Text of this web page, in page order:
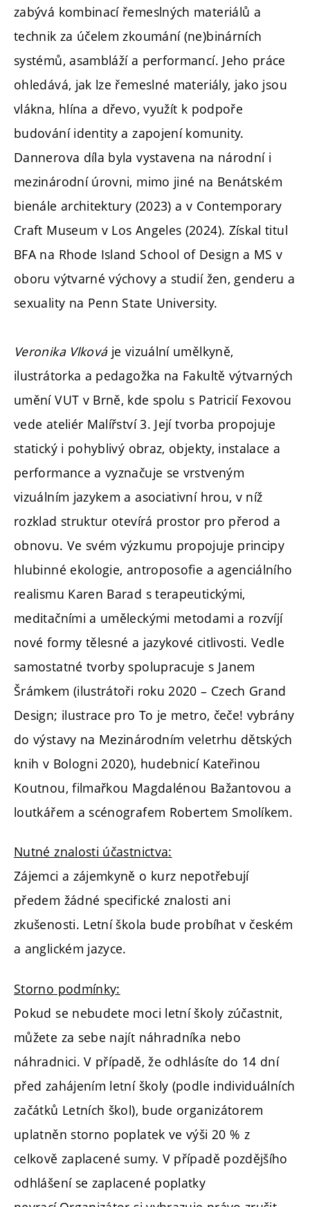
zabývá kombinací řemeslných materiálů a
technik za účelem zkoumání (ne)binárních
systémů, asambláží a performancí. Jeho práce
ohledává, jak lze řemeslné materiály, jako jsou
vlákna, hlína a dřevo, využít k podpoře
budování identity a zapojení komunity.
Dannerova díla byla vystavena na národní i
mezinárodní úrovni, mimo jiné na Benátském
bienále architektury (2023) a v Contemporary
Craft Museum v Los Angeles (2024). Získal titul
BFA na Rhode Island School of Design a MS v
oboru výtvarné výchovy a studií žen, genderu a
sexuality na Penn State University.
Veronika Vlkováje vizuální umělkyně,
ilustrátorka a pedagožka na Fakultě výtvarných
umění VUT v Brně, kde spolu s Patricií Fexovou
vede ateliér Malířství 3. Její tvorba propojuje
statický i pohyblivý obraz, objekty, instalace a
performance a vyznačuje se vrstveným
vizuálním jazykem a asociativní hrou, v níž
rozklad struktur otevírá prostor pro přerod a
obnovu. Ve svém výzkumu propojuje principy
hlubinné ekologie, antroposofie a agenciálního
realismu Karen Barad s terapeutickými,
meditačními a uměleckými metodami a rozvíjí
nové formy tělesné a jazykové citlivosti. Vedle
samostatné tvorby spolupracuje s Janem
Šrámkem (ilustrátoři roku 2020 – Czech Grand
Design; ilustrace pro To je metro, čeče! vybrány
do výstavy na Mezinárodním veletrhu dětských
knih v Bologni 2020), hudebnicí Kateřinou
Koutnou, filmařkou Magdalénou Bažantovou a
loutkářem a scénografem Robertem Smolíkem.
Nutné znalosti účastnictva:
Zájemci a zájemkyně o kurz nepotřebují
předem žádné specifické znalosti ani
zkušenosti. Letní škola bude probíhat v českém
a anglickém jazyce.
Storno podmínky:
Pokud se nebudete moci letní školy zúčastnit,
můžete za sebe najít náhradníka nebo
náhradnici. V případě, že odhlásíte do 14 dní
před zahájením letní školy (podle individuálních
začátků Letních škol), bude organizátorem
uplatněn storno poplatek ve výši 20 % z
celkově zaplacené sumy. V případě pozdějšího
odhlášení se zaplacené poplatky